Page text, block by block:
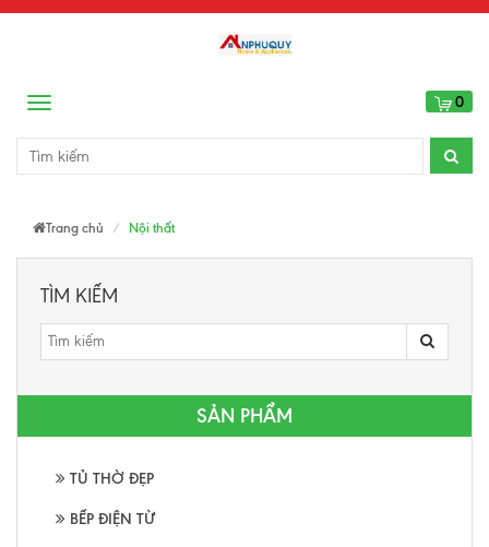
Menu 0
Trang chủ Nội thất
TÌM KIẾM
SẢN PHẨM
TỦ THỜ ĐẸP
BẾP ĐIỆN TỪ